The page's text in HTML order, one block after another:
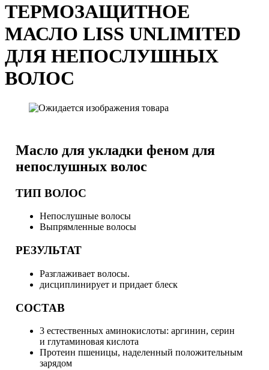
ТЕРМОЗАЩИТНОЕ
МАСЛО LISS UNLIMITED
ДЛЯ НЕПОСЛУШНЫХ
ВОЛОС
Масло для укладки феном для
непослушных волос
ТИП ВОЛОС
Непослушные волосы
Выпрямленные волосы
РЕЗУЛЬТАТ
Разглаживает волосы.
дисциплинирует и придает блеск
СОСТАВ
3 естественных аминокислоты: аргинин, серин
и глутаминовая кислота
Протеин пшеницы, наделенный положительным
зарядом